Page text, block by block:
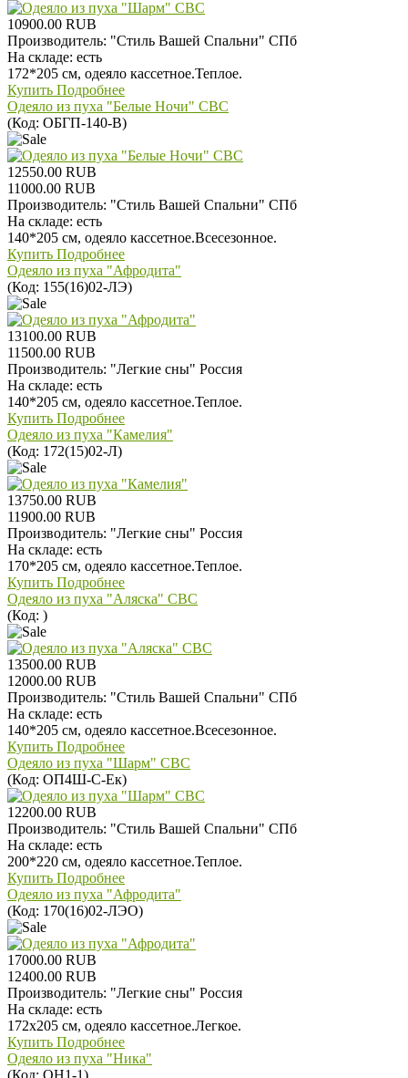
10900.00 RUB
Производитель: "Стиль Вашей Спальни" СПб
На складе: есть
172*205 см, одеяло кассетное.Теплое.
Купить Подробнее
Одеяло из пуха "Белые Ночи" СВС
(Код: ОБГП-140-В)
12550.00 RUB
11000.00 RUB
Производитель: "Стиль Вашей Спальни" СПб
На складе: есть
140*205 см, одеяло кассетное.Всесезонное.
Купить Подробнее
Одеяло из пуха "Афродита"
(Код: 155(16)02-ЛЭ)
13100.00 RUB
11500.00 RUB
Производитель: "Легкие сны" Россия
На складе: есть
140*205 см, одеяло кассетное.Теплое.
Купить Подробнее
Одеяло из пуха "Камелия"
(Код: 172(15)02-Л)
13750.00 RUB
11900.00 RUB
Производитель: "Легкие сны" Россия
На складе: есть
170*205 см, одеяло кассетное.Теплое.
Купить Подробнее
Одеяло из пуха "Аляска" СВС
(Код: )
13500.00 RUB
12000.00 RUB
Производитель: "Стиль Вашей Спальни" СПб
На складе: есть
140*205 см, одеяло кассетное.Всесезонное.
Купить Подробнее
Одеяло из пуха "Шарм" СВС
(Код: ОП4Ш-С-Ек)
12200.00 RUB
Производитель: "Стиль Вашей Спальни" СПб
На складе: есть
200*220 см, одеяло кассетное.Теплое.
Купить Подробнее
Одеяло из пуха "Афродита"
(Код: 170(16)02-ЛЭО)
17000.00 RUB
12400.00 RUB
Производитель: "Легкие сны" Россия
На складе: есть
172х205 см, одеяло кассетное.Легкое.
Купить Подробнее
Одеяло из пуха "Ника"
(Код: ОН1-1)